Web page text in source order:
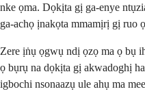
nke ọma. Dọkịta gị ga-enye
ga-achọ ịnakọta mmamịrị gị ruo
Zere ịṅụ ọgwụ ndị ọzọ ma ọ bụ
ọ bụrụ na dọkịta gị akwadoghị
igbochi nsonaazụ ule ahụ ma